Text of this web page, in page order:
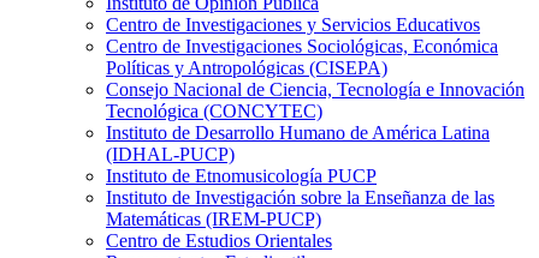
Centro de Investigaciones y Servicios Educativos
Centro de Investigaciones Sociológicas, Económica
Políticas y Antropológicas (CISEPA)
Consejo Nacional de Ciencia, Tecnología e Innovación
Tecnológica (CONCYTEC)
Instituto de Desarrollo Humano de América Latina
(IDHAL-PUCP)
Instituto de Etnomusicología PUCP
Instituto de Investigación sobre la Enseñanza de las
Matemáticas (IREM-PUCP)
Centro de Estudios Orientales